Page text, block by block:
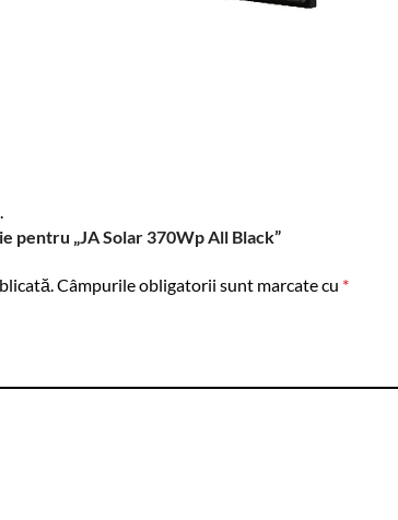
pentru „JA Solar 370Wp All Black”
Câmpurile obligatorii sunt marcate cu *